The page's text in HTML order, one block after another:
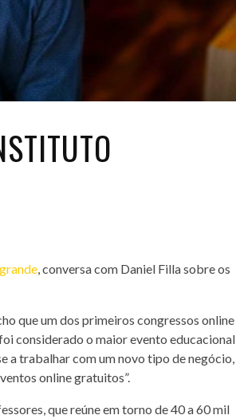
, conversa com Daniel Filla sobre os
que um dos primeiros congressos online
considerado o maior evento educacional
a trabalhar com um novo tipo de negócio,
online gratuitos”.
que reúne em torno de 40 a 60 mil